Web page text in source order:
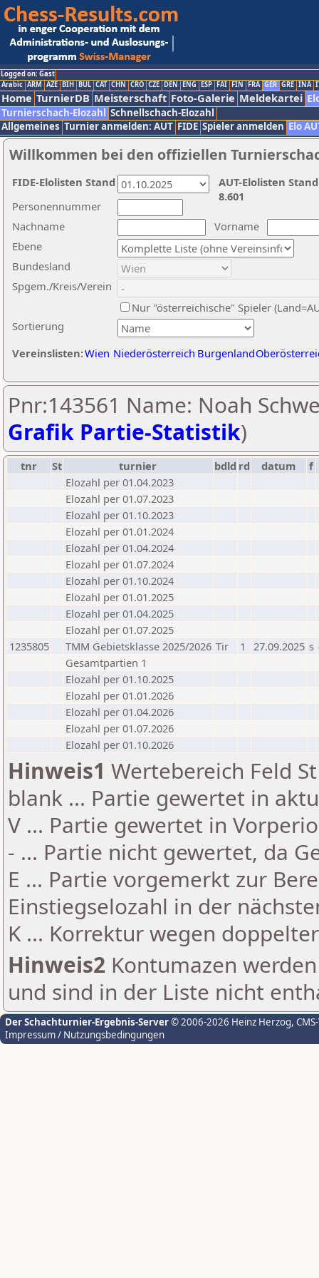
Logged on: Gast
Arabic ARM AZE BIH BUL CAT CHN CRO CZE DEN ENG ESP FAI FIN FRA GER GRE INA
Home TurnierDB Meisterschaft Foto-Galerie Meldekartei
Turnierschach-Elozahl Schnellschach-Elozahl
Allgemeines Turnier anmelden: AUT FIDE Spieler anmelden Elo
Willkommen bei den offiziellen
Nachname
Vorname
Ebene
Sortierung
Personennummer
Bundesland
Spgem./Kreis/Verein
Nur "österreichische" Spieler
Vereinslisten:Wien Niederösterreich Burgenland
AUT-Elolisten
8.601
FIDE-Elolisten Stand
Pnr:143561 Name: Noah
Grafik Partie-Statistik)
tnr St turnier bdld rd datum
f
Elozahl per 01.04.2023
Elozahl per 01.07.2023
Elozahl per 01.10.2023
Elozahl per 01.01.2024
Elozahl per 01.04.2024
Elozahl per 01.07.2024
Elozahl per 01.10.2024
Elozahl per 01.01.2025
Elozahl per 01.04.2025
Elozahl per 01.07.2025
1235805
TMM Gebietsklasse 2025/2026 Tir 1 27.09.2025 s
Gesamtpartien 1
Elozahl per 01.10.2025
Elozahl per 01.01.2026
Elozahl per 01.04.2026
Elozahl per 01.07.2026
Elozahl per 01.10.2026
Hinweis1 Wertebereich Feld
blank ... Partie gewertet in
V ... Partie gewertet in
- ... Partie nicht gewertet, da
E ... Partie vorgemerkt zur
Einstiegselozahl in der
K ... Korrektur wegen
Hinweis2 Kontumazen
und sind in der Liste nicht
Der Schachturnier-Ergebnis-Server© 2006-2026 Heinz Herzog,
Impressum / Nutzungsbedingungen